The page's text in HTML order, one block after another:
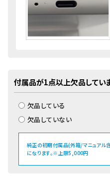
付属品が1点以上欠品してい
欠品している
欠品していない
純正の初期付属品(外箱/マニュアル
になります。※上限5,000円